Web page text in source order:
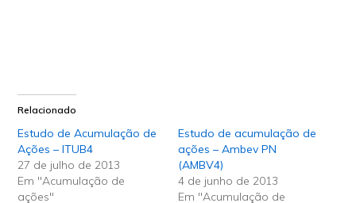
Relacionado
Estudo de Acumulação de
Ações – ITUB4
27 de julho de 2013
Em "Acumulação de
ações"
Estudo de acumulação de
ações – Ambev PN
(AMBV4)
4 de junho de 2013
Em "Acumulação de